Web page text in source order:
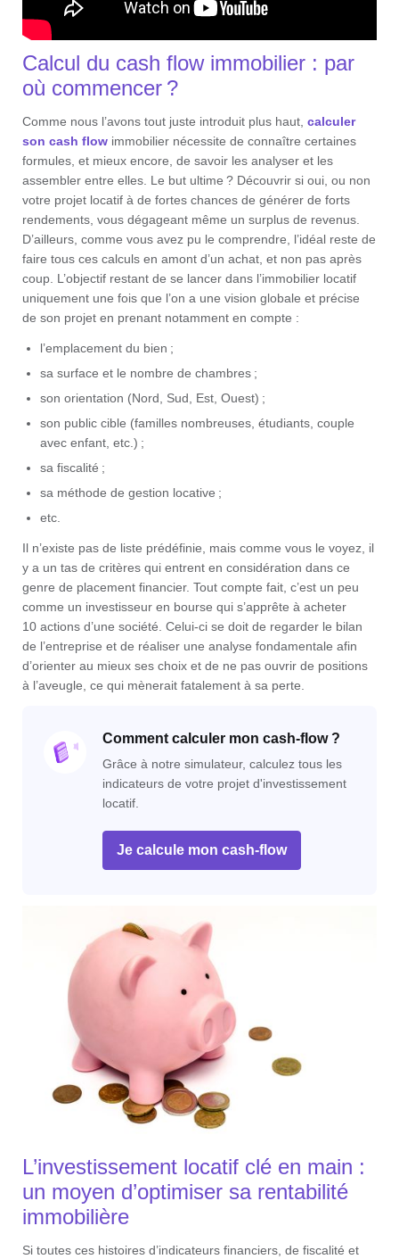
Calcul du cash flow immobilier : par
où commencer ?
Comme nous l’avons tout juste introduit plus haut, calculer
son cash flow immobilier nécessite de connaître certaines
formules, et mieux encore, de savoir les analyser et les
assembler entre elles. Le but ultime ? Découvrir si oui, ou non
votre projet locatif à de fortes chances de générer de forts
rendements, vous dégageant même un surplus de revenus.
D’ailleurs, comme vous avez pu le comprendre, l’idéal reste de
faire tous ces calculs en amont d’un achat, et non pas après
coup. L’objectif restant de se lancer dans l’immobilier locatif
uniquement une fois que l’on a une vision globale et précise
de son projet en prenant notamment en compte :
l’emplacement du bien ;
sa surface et le nombre de chambres ;
son orientation (Nord, Sud, Est, Ouest) ;
son public cible (familles nombreuses, étudiants, couple
avec enfant, etc.) ;
sa fiscalité ;
sa méthode de gestion locative ;
etc.
Il n’existe pas de liste prédéfinie, mais comme vous le voyez, il
y a un tas de critères qui entrent en considération dans ce
genre de placement financier. Tout compte fait, c’est un peu
comme un investisseur en bourse qui s’apprête à acheter
10 actions d’une société. Celui-ci se doit de regarder le bilan
de l’entreprise et de réaliser une analyse fondamentale afin
d’orienter au mieux ses choix et de ne pas ouvrir de positions
à l’aveugle, ce qui mènerait fatalement à sa perte.
Comment calculer mon cash-flow ?
Grâce à notre simulateur, calculez tous les
indicateurs de votre projet d'investissement
locatif.
Je calcule mon cash-flow
L’investissement locatif clé en main :
un moyen d’optimiser sa rentabilité
immobilière
Si toutes ces histoires d’indicateurs financiers, de fiscalité et